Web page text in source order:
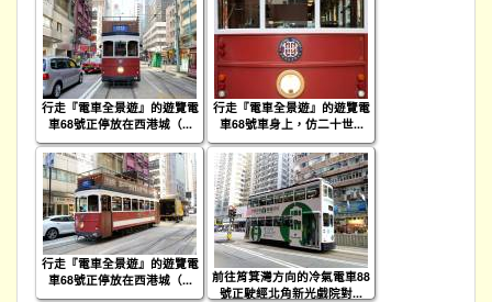
行走『電車全景遊』的遊覽電
車68號正停放在西港城（...
行走『電車全景遊』的遊覽電
車68號車身上，仿二十世...
行走『電車全景遊』的遊覽電
車68號正停放在西港城（...
前往筲箕灣方向的冷氣電車88
號正駛經北角新光戲院對...